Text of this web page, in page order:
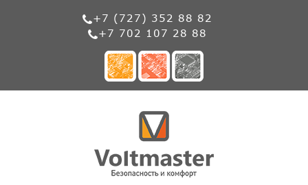
+7 (727) 352 88 82
+7 702 107 28 88